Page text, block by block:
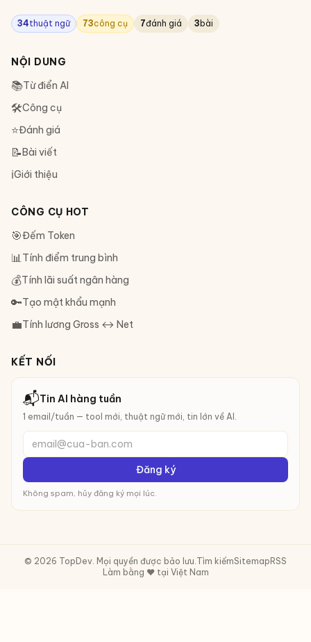
34thuật ngữ 73công cụ 7đánh giá 3 bài
NỘI DUNG
📚Từ điển AI
🛠Công cụ
⭐Đánh giá
📝Bài viết
ℹ️Giới thiệu
CÔNG CỤ HOT
🎯Đếm Token
📊Tính điểm trung bình
💰Tính lãi suất ngân hàng
🔑Tạo mật khẩu mạnh
💼Tính lương Gross ↔ Net
KẾT NỐI
📬Tin AI hàng tuần
1 email/tuần — tool mới, thuật ngữ mới, tin lớn về AI.
email@cua-ban.com
Đăng ký
Không spam, hủy đăng ký mọi lúc.
© 2026 TopDev. Mọi quyền được bảo lưu.Tìm kiếmSitemap RSS
Làm bằng ❤️ tại Việt Nam